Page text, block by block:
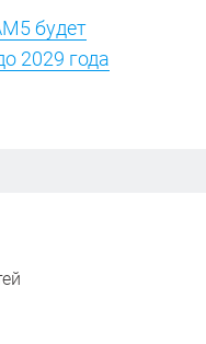
будет
2029 года